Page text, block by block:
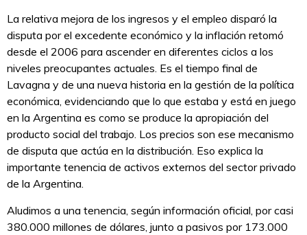
La relativa mejora de los ingresos y el empleo disparó la
disputa por el excedente económico y la inflación retomó
desde el 2006 para ascender en diferentes ciclos a los
niveles preocupantes actuales. Es el tiempo final de
Lavagna y de una nueva historia en la gestión de la política
económica, evidenciando que lo que estaba y está en juego
en la Argentina es como se produce la apropiación del
producto social del trabajo. Los precios son ese mecanismo
de disputa que actúa en la distribución. Eso explica la
importante tenencia de activos externos del sector privado
de la Argentina.
Aludimos a una tenencia, según información oficial, por casi
380.000 millones de dólares, junto a pasivos por 173.000